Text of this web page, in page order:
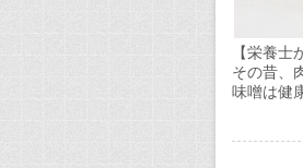
【栄養士
その昔、
味噌は健